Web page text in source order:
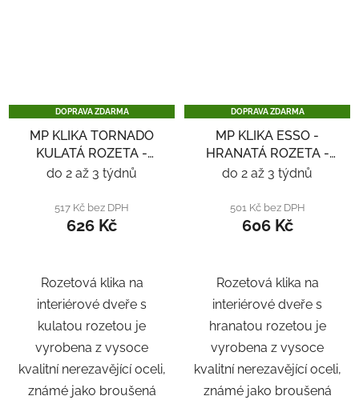
DOPRAVA ZDARMA
MP KLIKA TORNADO
KULATÁ ROZETA -
NEREZ
do 2 až 3 týdnů
517 Kč bez DPH
626 Kč
Rozetová klika na
interiérové ​​dveře s
kulatou rozetou je
vyrobena z vysoce
kvalitní nerezavějící oceli,
známé jako broušená
DOPRAVA ZDARMA
MP KLIKA ESSO -
HRANATÁ ROZETA -
NEREZ
do 2 až 3 týdnů
501 Kč bez DPH
606 Kč
Rozetová klika na
interiérové ​​dveře s
hranatou rozetou je
vyrobena z vysoce
kvalitní nerezavějící oceli,
známé jako broušená